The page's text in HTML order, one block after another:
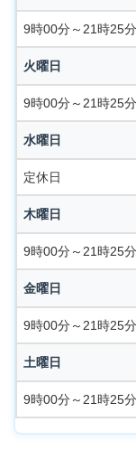
9時00分～21時25分
火曜日
9時00分～21時25分
水曜日
定休日
木曜日
9時00分～21時25分
金曜日
9時00分～21時25分
土曜日
9時00分～21時25分